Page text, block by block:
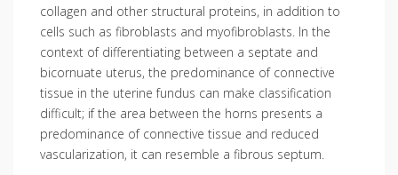
collagen and other structural proteins, in addition to
cells such as fibroblasts and myofibroblasts. In the
context of differentiating between a septate and
bicornuate uterus, the predominance of connective
tissue in the uterine fundus can make classification
difficult; if the area between the horns presents a
predominance of connective tissue and reduced
vascularization, it can resemble a fibrous septum.